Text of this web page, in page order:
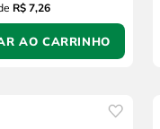
R$ 7,26
AO CARRINHO